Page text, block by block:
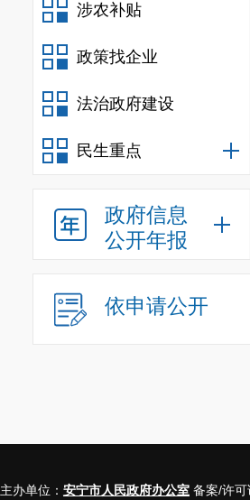
涉农补贴
政策找企业
法治政府建设
民生重点
政府信息
公开年报
依申请公开
主办单位： 安宁市人民政府办公室 备案/许可